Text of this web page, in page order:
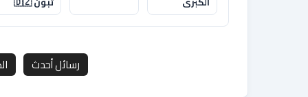
رسائل أحدث